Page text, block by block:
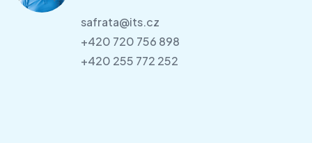
safrata@its.cz
+420 720 756 898
+420 255 772 252